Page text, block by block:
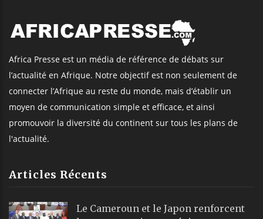
Africa Presse est un média de référence de débats sur
l’actualité en Afrique. Notre objectif est non seulement de
connecter l’Afrique au reste du monde, mais d’établir un
moyen de communication simple et efficace, et ainsi
promouvoir la diversité du continent sur tous les plans de
l'actualité.
Articles Récents
Le Cameroun et le Japon renforcent